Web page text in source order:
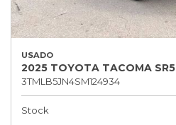
USADO
2025 TOYOTA TACOMA SR5
3TMLB5JN4SM124934
Stock